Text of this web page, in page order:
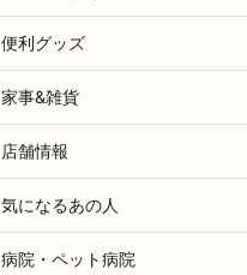
便利グッズ
家事&雑貨
店舗情報
気になるあの人
病院・ペット病院